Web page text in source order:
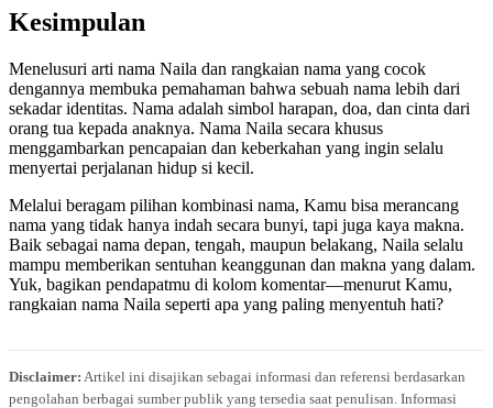
Kesimpulan
Menelusuri arti nama Naila dan rangkaian nama yang cocok
dengannya membuka pemahaman bahwa sebuah nama lebih dari
sekadar identitas. Nama adalah simbol harapan, doa, dan cinta dari
orang tua kepada anaknya. Nama Naila secara khusus
menggambarkan pencapaian dan keberkahan yang ingin selalu
menyertai perjalanan hidup si kecil.
Melalui beragam pilihan kombinasi nama, Kamu bisa merancang
nama yang tidak hanya indah secara bunyi, tapi juga kaya makna.
Baik sebagai nama depan, tengah, maupun belakang, Naila selalu
mampu memberikan sentuhan keanggunan dan makna yang dalam.
Yuk, bagikan pendapatmu di kolom komentar—menurut Kamu,
rangkaian nama Naila seperti apa yang paling menyentuh hati?
Disclaimer: Artikel ini disajikan sebagai informasi dan referensi berdasarkan
pengolahan berbagai sumber publik yang tersedia saat penulisan. Informasi